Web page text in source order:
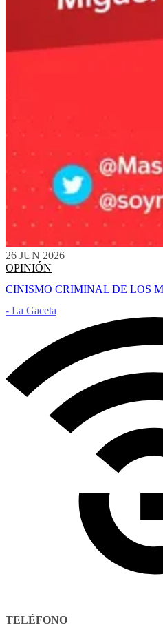
26 JUN 2026
OPINIÓN
CINISMO CRIMINAL DE LOS
- La Gaceta
TELÉFONO